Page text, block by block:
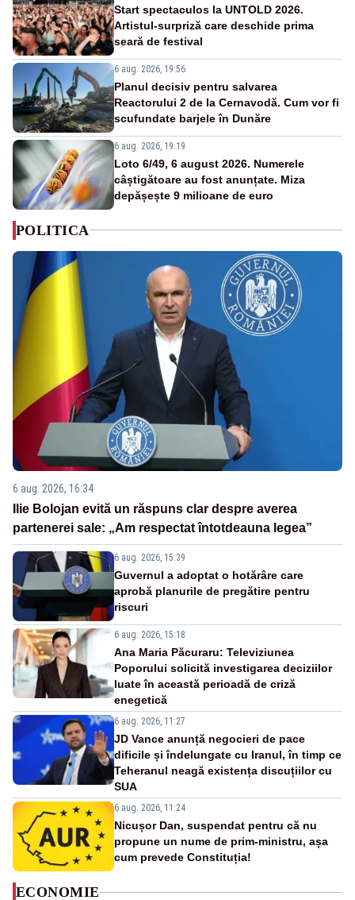
Start spectaculos la UNTOLD 2026.
Artistul-surpriză care deschide prima
seară de festival
6 aug. 2026, 19:56
Planul decisiv pentru salvarea
Reactorului 2 de la Cernavodă. Cum vor fi
scufundate barjele în Dunăre
6 aug. 2026, 19:19
Loto 6/49, 6 august 2026. Numerele
câștigătoare au fost anunțate. Miza
depășește 9 milioane de euro
POLITICA
6 aug. 2026, 16:34
Ilie Bolojan evită un răspuns clar despre averea
partenerei sale: „Am respectat întotdeauna legea”
6 aug. 2026, 15:39
Guvernul a adoptat o hotărâre care
aprobă planurile de pregătire pentru
riscuri
6 aug. 2026, 15:18
Ana Maria Păcuraru: Televiziunea
Poporului solicită investigarea deciziilor
luate în această perioadă de criză
enegetică
6 aug. 2026, 11:27
JD Vance anunță negocieri de pace
dificile și îndelungate cu Iranul, în timp ce
Teheranul neagă existența discuțiilor cu
SUA
6 aug. 2026, 11:24
Nicușor Dan, suspendat pentru că nu
propune un nume de prim-ministru, așa
cum prevede Constituția!
ECONOMIE